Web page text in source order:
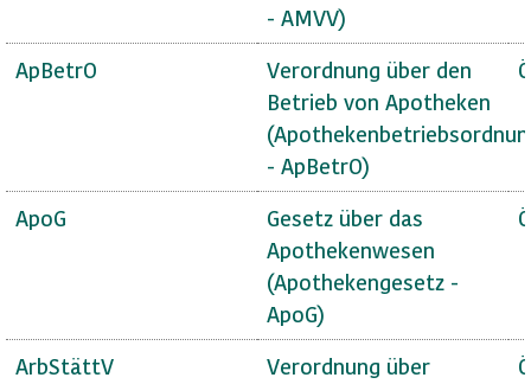
- AMVV)
ApBetrO
Verordnung über den
Betrieb von Apotheken
- ApBetrO)
ApoG
Gesetz über das
Apothekenwesen
(Apothekengesetz -
ApoG)
ArbStättV
Verordnung über